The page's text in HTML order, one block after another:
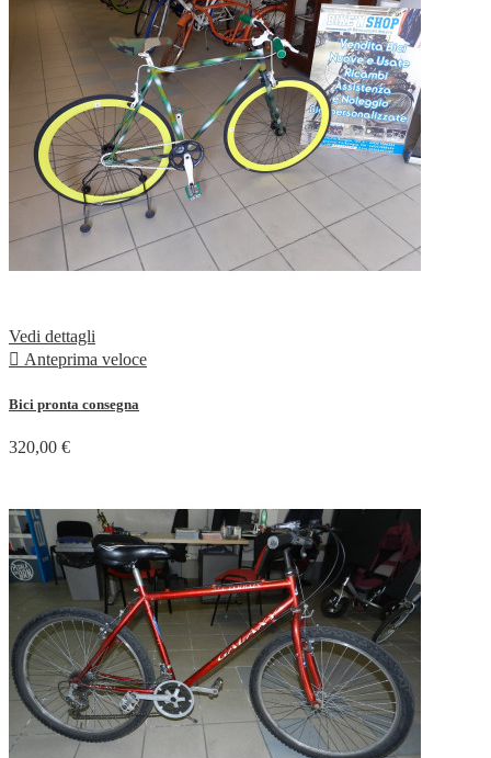
Vedi dettagli
 Anteprima veloce
Bici pronta consegna
320,00 €